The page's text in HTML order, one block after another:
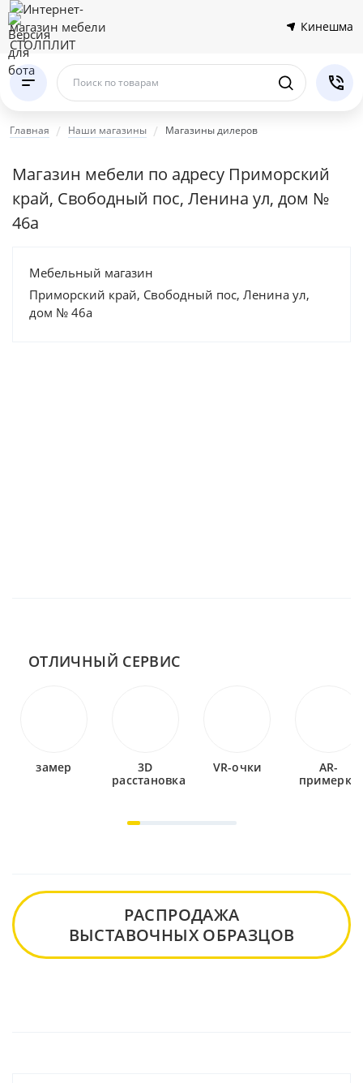
Кинешма
Поиск по товарам
Главная Наши магазины Магазины дилеров
Магазин мебели по адресу Приморский
край, Свободный пос, Ленина ул, дом №
46а
Мебельный магазин
Приморский край, Свободный пос, Ленина ул,
дом № 46а
ОТЛИЧНЫЙ СЕРВИС
замер
3D
расстановка
VR-очки
AR-
примерка
РАСПРОДАЖА
ВЫСТАВОЧНЫХ ОБРАЗЦОВ